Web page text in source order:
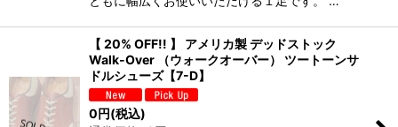
【 20% OFF!! 】 アメリカ製 デッドストック
Walk-Over （ウォークオーバー） ツートーンサ
ドルシューズ【7-D】
0 円(税込)